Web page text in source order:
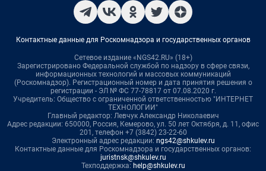
Контактные данные для Роскомнадзора и государственных органов
Сетевое издание «NGS42.RU» (18+)
Зарегистрировано Федеральной службой по надзору в сфере связи,
информационных технологий и массовых коммуникаций
(Роскомнадзор). Регистрационный номер и дата принятия решения о
регистрации - ЭЛ № ФС 77-78817 от 07.08.2020 г.
Учредитель: Общество с ограниченной ответственностью "ИНТЕРНЕТ
ТЕХНОЛОГИИ"
Главный редактор: Левчук Александр Николаевич
Адрес редакции: 650000, Россия, Кемерово, ул. 50 лет Октября, д. 11, офис
201, телефон +7 (3842) 23-22-60
Электронный адрес редакции: ngs42@shkulev.ru
Контактные данные для Роскомнадзора и государственных органов:
juristnsk@shkulev.ru
Техподдержка: help@shkulev.ru